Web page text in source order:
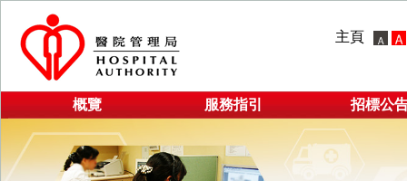
主頁
概覽 服務指引 招標公